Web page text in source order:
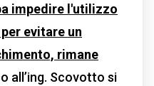
impedire l'utilizzo
evitare un
rimane
all’ing. Scovotto si